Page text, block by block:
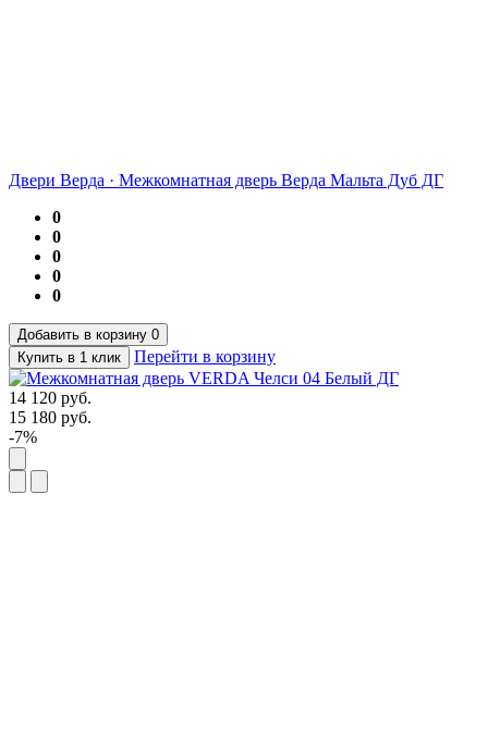
Двери Верда · Межкомнатная дверь Верда Мальта Дуб ДГ
0
0
0
0
0
Добавить в корзину 0
Купить в 1 клик
Перейти в корзину
14 120 руб.
15 180 руб.
-7%